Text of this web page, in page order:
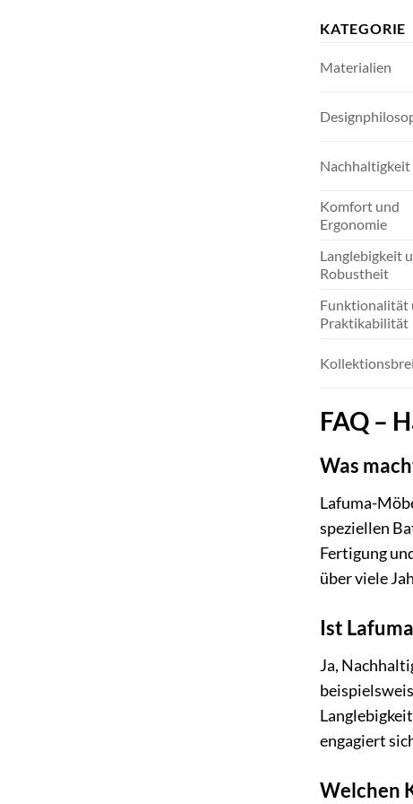
KATEGORIE
Materialien
Nachhaltigkeit
Komfort und
Ergonomie
Langlebigkeit
Robustheit
Funktionalität
Praktikabilität
FAQ –
Was
Lafuma-
speziellen
Fertigung
über viele
Ist
Ja,
engagiert
Welchen